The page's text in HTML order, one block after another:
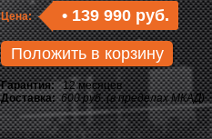
Цена: • 139 990 руб.
Положить в корзину
Гарантия:12 месяцев
Доставка: 600 руб. (в пределах МКАД)